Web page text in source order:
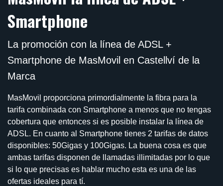
Smartphone
La promoción con la línea de ADSL +
Smartphone de MasMovil en Castellví de la
Marca
MasMovil proporciona primordialmente la fibra para la
tarifa combinada con Smartphone a menos que no tengas
cobertura que entonces si es posible instalar la línea de
ADSL. En cuanto al Smartphone tienes 2 tarifas de datos
disponibles: 50Gigas y 100Gigas. La buena cosa es que
ambas tarifas disponen de llamadas illimitadas por lo que
si lo que precisas es hablar mucho esta es una de las
ofertas ideales para tí.